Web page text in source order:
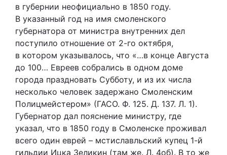
в губернии неофициально в 1850 году.
В указанный год на имя смоленского
губернатора от министра внутренних дел
поступило отношение от 2-го октября,
в котором указывалось, что «…в конце Августа
до 100… Евреев собрались в одном доме
города праздновать Субботу, и из их числа
несколько человек задержано Смоленским
Полицмейстером» (ГАСО. Ф. 125. Д. 137. Л. 1).
Губернатор дал пояснение министру, где
указал, что в 1850 году в Смоленске проживал
всего один еврей – мстиславльский купец 1-й
гильдии Ицка Зеликин (там же. Л. 4об). В то же